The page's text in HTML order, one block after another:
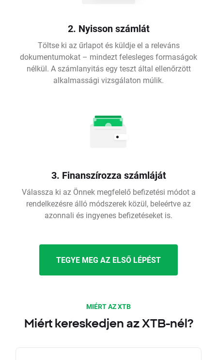
2. Nyisson számlát
Töltse ki az űrlapot és küldje el a releváns
dokumentumokat – mindezt felesleges formaságok
nélkül. A számlanyitás egy teszt által ellenőrzött
alkalmassági vizsgálaton múlik.
3. Finanszírozza számláját
Válassza ki az Önnek megfelelő befizetési módot a
rendelkezésre álló módszerek közül, beleértve az
azonnali és ingyenes befizetéseket is.
TEGYE MEG AZ ELSŐ LÉPÉST
MIÉRT AZ XTB
Miért kereskedjen az XTB-nél?